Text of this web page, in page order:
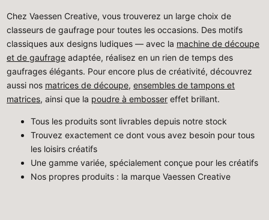
Chez Vaessen Creative, vous trouverez un large choix de
classeurs de gaufrage pour toutes les occasions. Des motifs
classiques aux designs ludiques — avec la machine de découpe
et de gaufrage adaptée, réalisez en un rien de temps des
gaufrages élégants. Pour encore plus de créativité, découvrez
aussi nos matrices de découpe,ensembles de tampons et
matrices, ainsi que la poudre à embosser effet brillant.
Tous les produits sont livrables depuis notre stock
Trouvez exactement ce dont vous avez besoin pour tous
les loisirs créatifs
Une gamme variée, spécialement conçue pour les créatifs
Nos propres produits : la marque Vaessen Creative